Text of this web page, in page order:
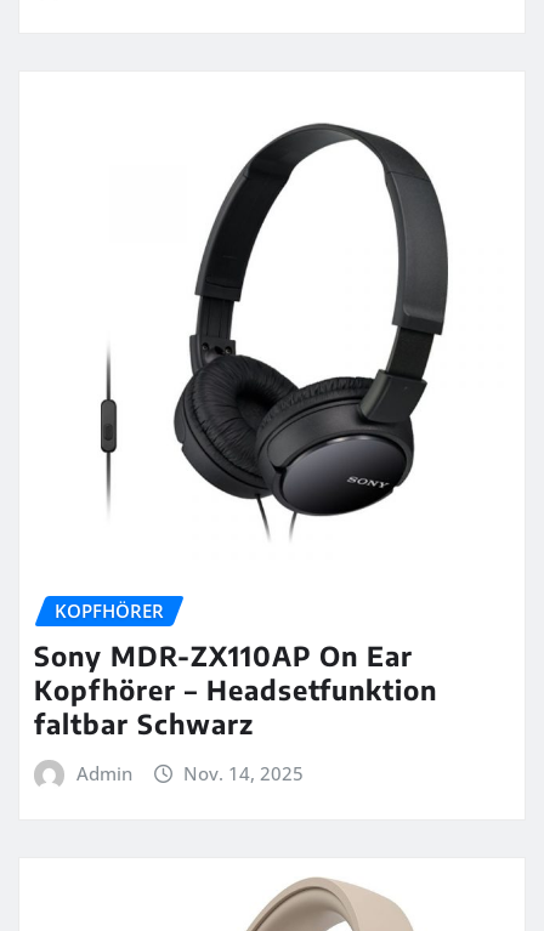
KOPFHÖRER
Sony MDR-ZX110AP On Ear
Kopfhörer – Headsetfunktion
faltbar Schwarz
Admin Nov. 14, 2025